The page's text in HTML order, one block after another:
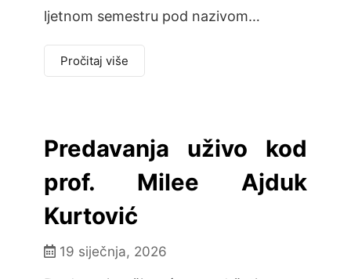
ljetnom semestru pod nazivom…
Pročitaj više
Predavanja uživo kod
prof. Milee Ajduk
Kurtović
19 siječnja, 2026